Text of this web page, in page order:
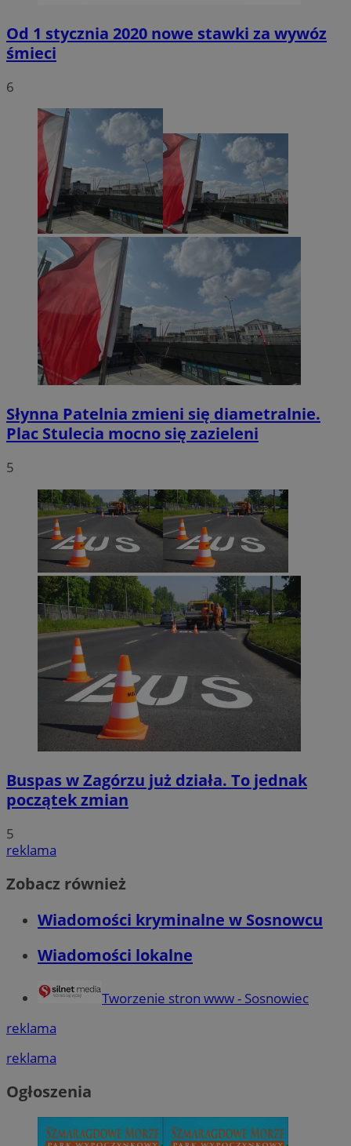
Od 1 stycznia 2020 nowe stawki za wywóz
śmieci
6
Słynna Patelnia zmieni się diametralnie.
Plac Stulecia mocno się zazieleni
5
Buspas w Zagórzu już działa. To jednak
początek zmian
5
reklama
Zobacz również
Wiadomości kryminalne w Sosnowcu
Wiadomości lokalne
Tworzenie stron www - Sosnowiec
reklama
reklama
Ogłoszenia